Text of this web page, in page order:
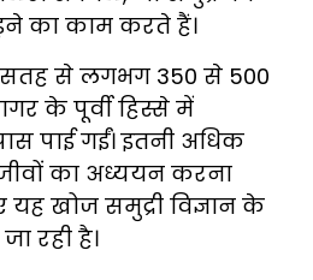
का काम करते हैं।
सतह से लगभग 350 से 500
के पूर्वी हिस्से में
पाई गईं। इतनी अधिक
का अध्ययन करना
खोज समुद्री विज्ञान के
रही है।